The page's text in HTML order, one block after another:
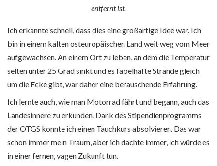
entfernt ist.
Ich erkannte schnell, dass dies eine großartige Idee war. Ich
bin in einem kalten osteuropäischen Land weit weg vom Meer
aufgewachsen. An einem Ort zu leben, an dem die Temperatur
selten unter 25 Grad sinkt und es fabelhafte Strände gleich
um die Ecke gibt, war daher eine berauschende Erfahrung.
Ich lernte auch, wie man Motorrad fährt und begann, auch das
Landesinnere zu erkunden. Dank des Stipendienprogramms
der OTGS konnte ich einen Tauchkurs absolvieren. Das war
schon immer mein Traum, aber ich dachte immer, ich würde es
in einer fernen, vagen Zukunft tun.